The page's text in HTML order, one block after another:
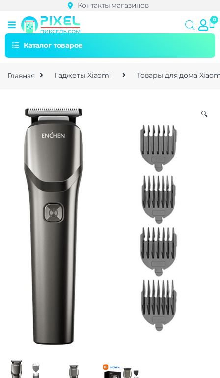
Контакты магазинов
Каталог товаров
Главная Гаджеты Xiaomi Товары для дома
🔍